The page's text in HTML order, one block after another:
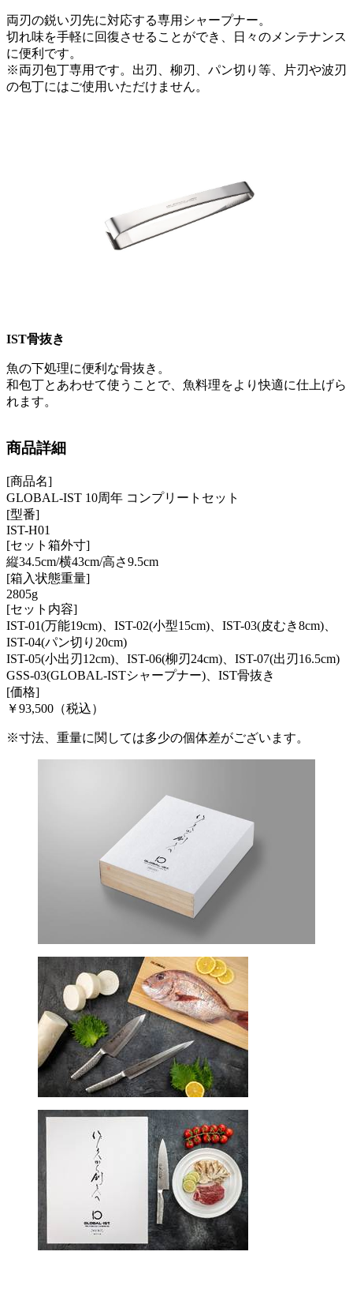
両刃の鋭い刃先に対応する専用シャープナー。
切れ味を手軽に回復させることができ、日々のメンテナンス
に便利です。
※両刃包丁専用です。出刃、柳刃、パン切り等、片刃や波刃
の包丁にはご使用いただけません。
IST骨抜き
魚の下処理に便利な骨抜き。
和包丁とあわせて使うことで、魚料理をより快適に仕上げら
れます。
商品詳細
[商品名]
GLOBAL-IST 10周年 コンプリートセット
[型番]
IST-H01
[セット箱外寸]
縦34.5cm/横43cm/高さ9.5cm
[箱入状態重量]
2805g
[セット内容]
IST-01(万能19cm)、IST-02(小型15cm)、IST-03(皮むき8cm)、
IST-04(パン切り20cm)
IST-05(小出刃12cm)、IST-06(柳刃24cm)、IST-07(出刃16.5cm)
GSS-03(GLOBAL-ISTシャープナー)、IST骨抜き
[価格]
￥93,500（税込）
※寸法、重量に関しては多少の個体差がございます。